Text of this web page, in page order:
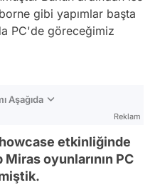
gibi yapımlar başta
PC'de göreceğimiz
Aşağıda
Reklam
etkinliğinde
oyunlarının PC